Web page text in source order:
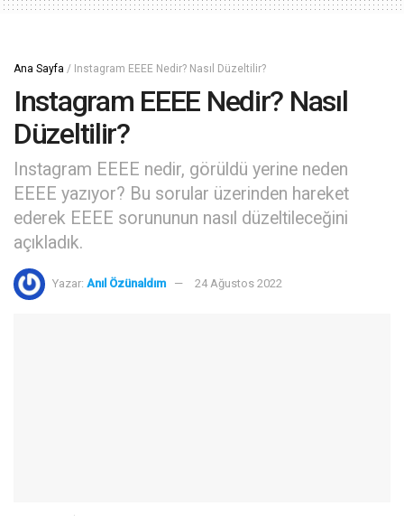
Ana Sayfa / Instagram EEEE Nedir? Nasıl Düzeltilir?
Instagram EEEE Nedir? Nasıl
Düzeltilir?
Instagram EEEE nedir, görüldü yerine neden
EEEE yazıyor? Bu sorular üzerinden hareket
ederek EEEE sorununun nasıl düzeltileceğini
açıkladık.
Yazar: Anıl Özünaldım 24 Ağustos 2022